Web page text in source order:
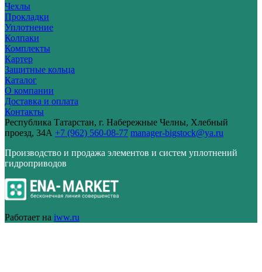
Чехлы
Прокладки
Уплотнение
Колпаки
Комплекты
Картер
Защитные кольца
Каталог
О компании
Доставка и оплата
Контакты
Республика Татарстан, г. Набережные Челны, Хлебный
проезд, 34А +7 (962) 560-08-77 manager-bigstock@ya.ru
Производство и продажа элементов и систем уплотнений
гидроприводов
Работает на iww.ru